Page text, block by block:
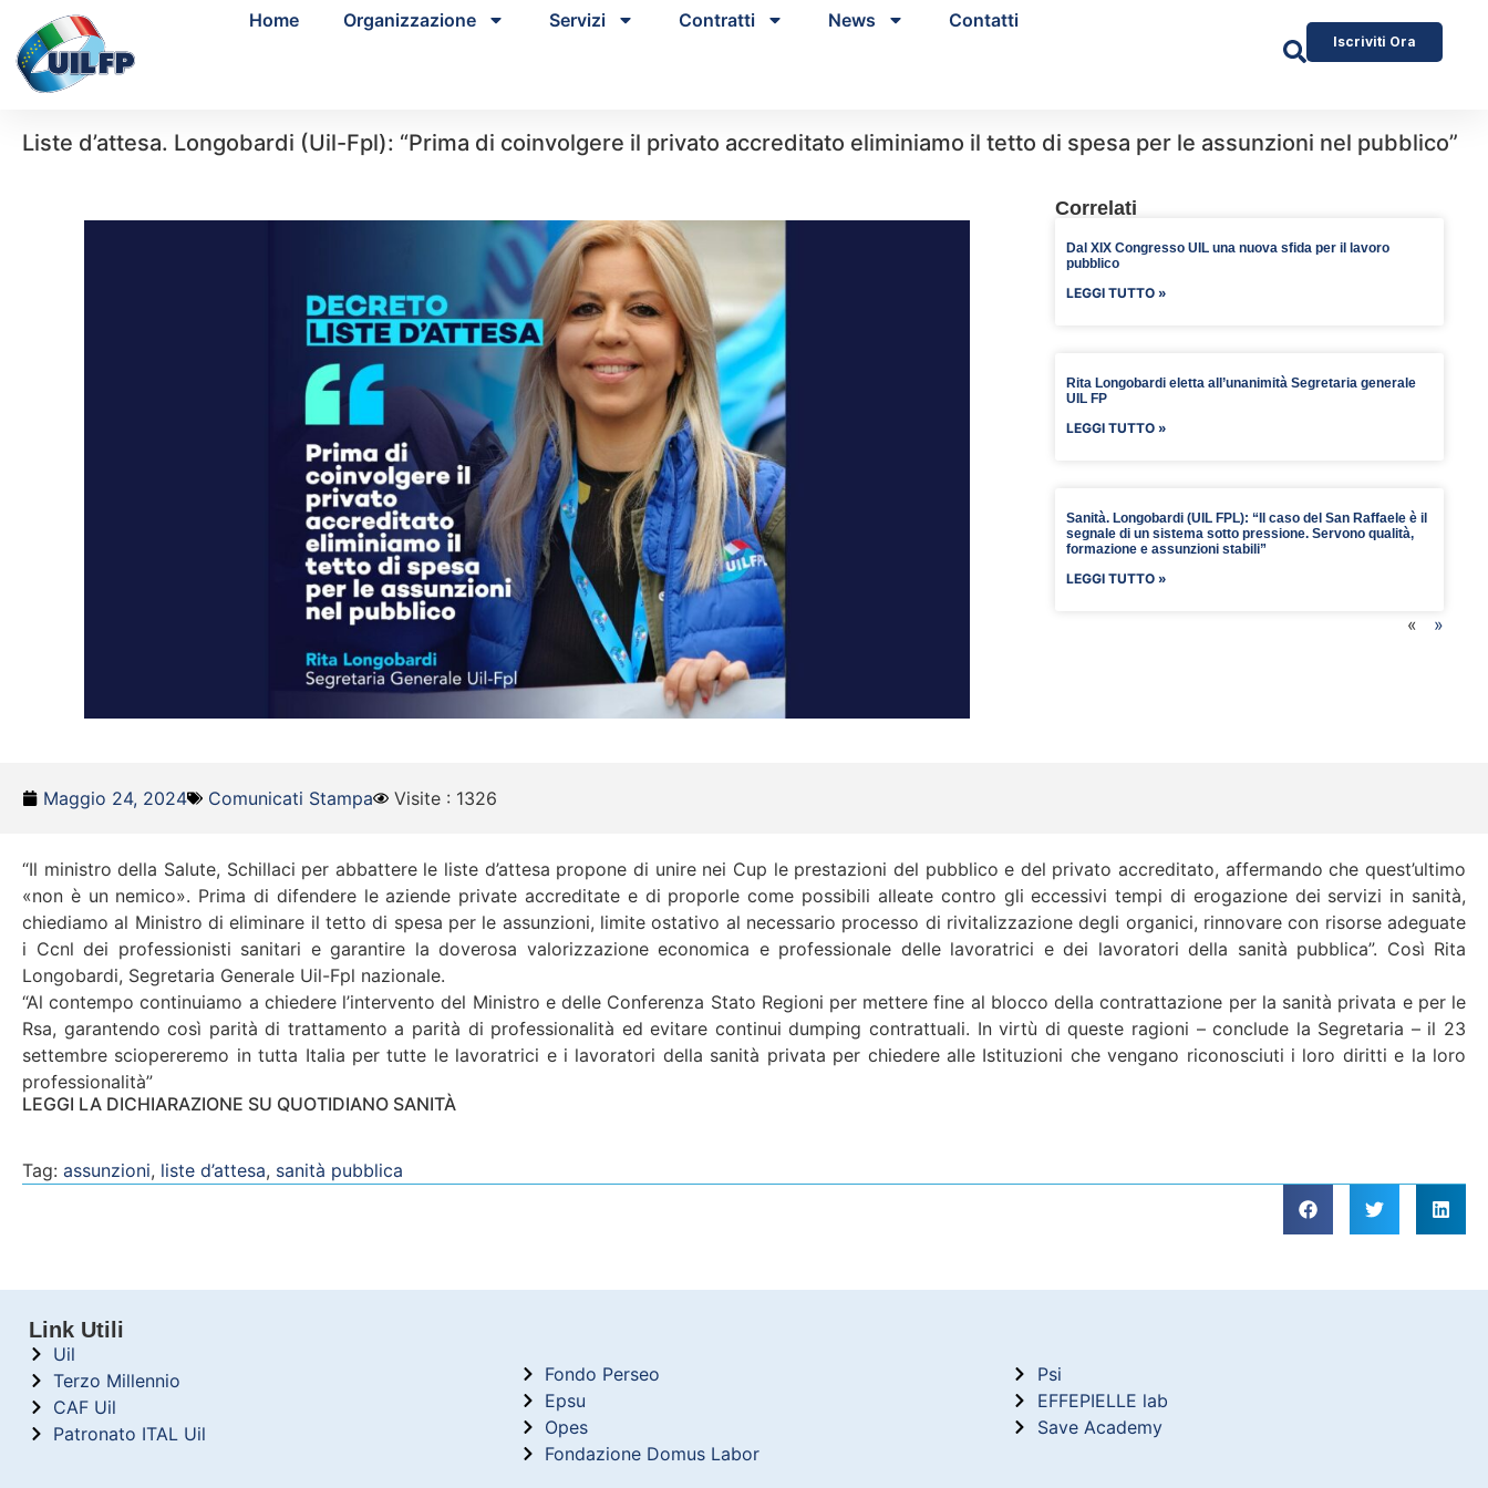
Home Organizzazione Servizi Contratti News Contatti
Iscriviti Ora
Liste d’attesa. Longobardi (Uil-Fpl): “Prima di coinvolgere il privato accreditato eliminiamo il tetto di spesa per le assunzioni nel pubblico”
Correlati
Dal XIX Congresso UIL una nuova sfida per il lavoro
pubblico
LEGGI TUTTO »
Rita Longobardi eletta all’unanimità Segretaria generale
UIL FP
LEGGI TUTTO »
Sanità. Longobardi (UIL FPL): “Il caso del San Raffaele è il
segnale di un sistema sotto pressione. Servono qualità,
formazione e assunzioni stabili”
LEGGI TUTTO »
« »
Maggio 24, 2024 Comunicati Stampa Visite : 1326
“Il ministro della Salute, Schillaci per abbattere le liste d’attesa propone di unire nei Cup le prestazioni del pubblico e del privato accreditato, affermando che quest’ultimo
«non è un nemico». Prima di difendere le aziende private accreditate e di proporle come possibili alleate contro gli eccessivi tempi di erogazione dei servizi in sanità,
chiediamo al Ministro di eliminare il tetto di spesa per le assunzioni, limite ostativo al necessario processo di rivitalizzazione degli organici, rinnovare con risorse adeguate
i Ccnl dei professionisti sanitari e garantire la doverosa valorizzazione economica e professionale delle lavoratrici e dei lavoratori della sanità pubblica”. Così Rita
Longobardi, Segretaria Generale Uil-Fpl nazionale.
“Al contempo continuiamo a chiedere l’intervento del Ministro e delle Conferenza Stato Regioni per mettere fine al blocco della contrattazione per la sanità privata e per le
Rsa, garantendo così parità di trattamento a parità di professionalità ed evitare continui dumping contrattuali. In virtù di queste ragioni – conclude la Segretaria – il 23
settembre sciopereremo in tutta Italia per tutte le lavoratrici e i lavoratori della sanità privata per chiedere alle Istituzioni che vengano riconosciuti i loro diritti e la loro
professionalità”
LEGGI LA DICHIARAZIONE SU QUOTIDIANO SANITÀ
Tag: assunzioni, liste d’attesa, sanità pubblica
Link Utili
Uil
Terzo Millennio
CAF Uil
Patronato ITAL Uil
Fondo Perseo
Epsu
Opes
Fondazione Domus Labor
Psi
EFFEPIELLE lab
Save Academy